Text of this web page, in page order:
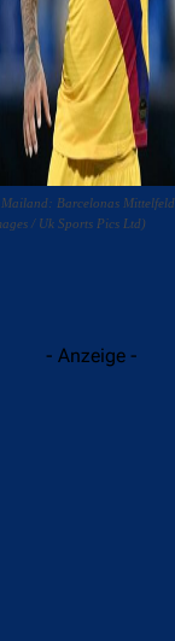
Mailand: Barcelonas
/ Uk Sports Pics Ltd)
- Anzeige -